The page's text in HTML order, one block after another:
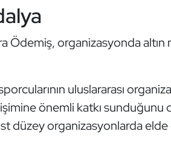
Ödemiş, organizasyonda altın
uluslararası
önemli katkı
düzey organizasyonlarda